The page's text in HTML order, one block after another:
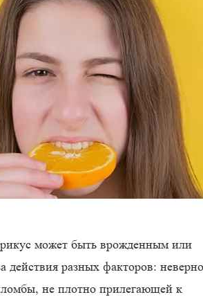
может быть врожденным или
действия разных факторов: неверно
не плотно прилегающей к